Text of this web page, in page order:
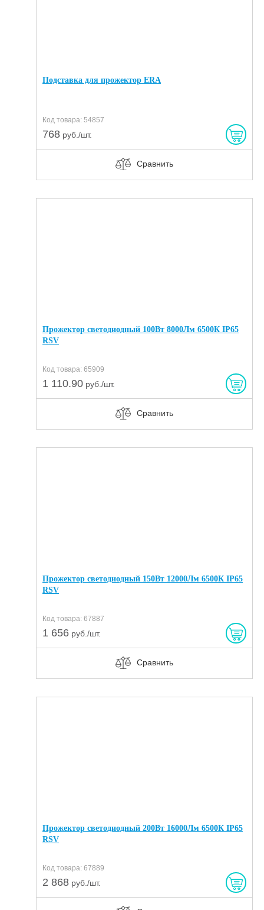
Подставка для прожектор ERA
Код товара: 54857
768 руб./шт.
Сравнить
Прожектор светодиодный 100Вт 8000Лм 6500К IP65
RSV
Код товара: 65909
1 110.90 руб./шт.
Сравнить
Прожектор светодиодный 150Вт 12000Лм 6500К IP65
RSV
Код товара: 67887
1 656 руб./шт.
Сравнить
Прожектор светодиодный 200Вт 16000Лм 6500К IP65
RSV
Код товара: 67889
2 868 руб./шт.